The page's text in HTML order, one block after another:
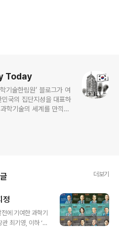
Today
기술한림원’ 블로그가 여
국의 집단지성을 대표하
학기술의 세계를 만끽하
더보기
정
에 기여한 과학기
최기영, 이하 ‘과